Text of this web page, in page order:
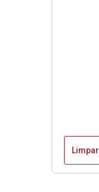
Limpar